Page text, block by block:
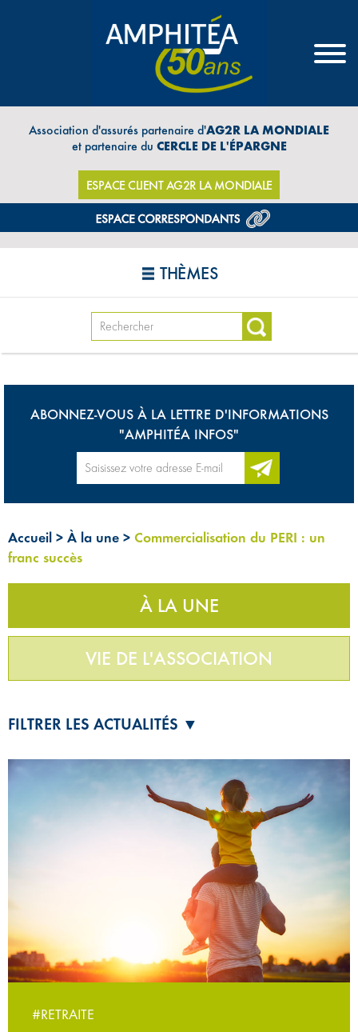
Association d'assurés partenaire d'AG2R LA MONDIALE
et partenaire du CERCLE DE L'ÉPARGNE
ESPACE CLIENT AG2R LA MONDIALE
THÈMES
ABONNEZ-VOUS À LA LETTRE D'INFORMATIONS
"AMPHITÉA INFOS"
Accueil > À la une > Commercialisation du PERI : un
franc succès
À LA UNE
VIE DE L'ASSOCIATION
FILTRER LES ACTUALITÉS ▼
#RETRAITE